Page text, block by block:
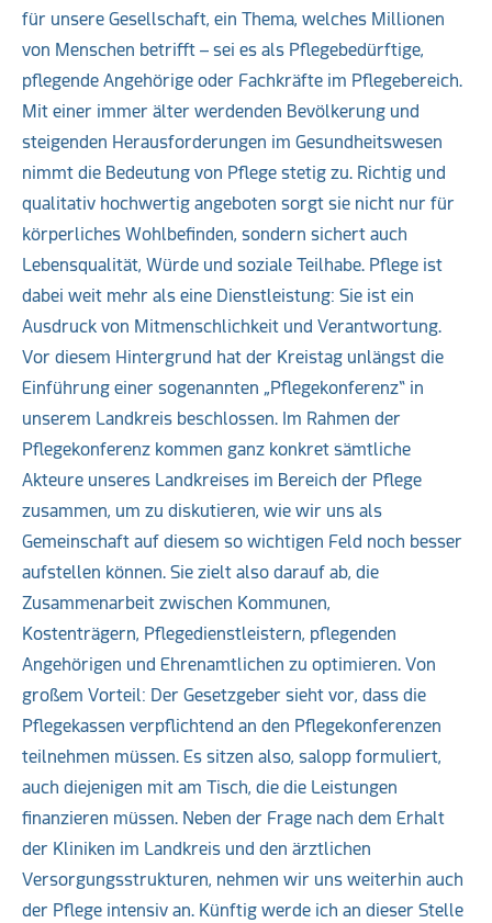
für unsere Gesellschaft, ein Thema, welches Millionen
von Menschen betrifft – sei es als Pflegebedürftige,
pflegende Angehörige oder Fachkräfte im Pflegebereich.
Mit einer immer älter werdenden Bevölkerung und
steigenden Herausforderungen im Gesundheitswesen
nimmt die Bedeutung von Pflege stetig zu. Richtig und
qualitativ hochwertig angeboten sorgt sie nicht nur für
körperliches Wohlbefinden, sondern sichert auch
Lebensqualität, Würde und soziale Teilhabe. Pflege ist
dabei weit mehr als eine Dienstleistung: Sie ist ein
Ausdruck von Mitmenschlichkeit und Verantwortung.
Vor diesem Hintergrund hat der Kreistag unlängst die
Einführung einer sogenannten „Pflegekonferenz“ in
unserem Landkreis beschlossen. Im Rahmen der
Pflegekonferenz kommen ganz konkret sämtliche
Akteure unseres Landkreises im Bereich der Pflege
zusammen, um zu diskutieren, wie wir uns als
Gemeinschaft auf diesem so wichtigen Feld noch besser
aufstellen können. Sie zielt also darauf ab, die
Zusammenarbeit zwischen Kommunen,
Kostenträgern, Pflegedienstleistern, pflegenden
Angehörigen und Ehrenamtlichen zu optimieren. Von
großem Vorteil: Der Gesetzgeber sieht vor, dass die
Pflegekassen verpflichtend an den Pflegekonferenzen
teilnehmen müssen. Es sitzen also, salopp formuliert,
auch diejenigen mit am Tisch, die die Leistungen
finanzieren müssen. Neben der Frage nach dem Erhalt
der Kliniken im Landkreis und den ärztlichen
Versorgungsstrukturen, nehmen wir uns weiterhin auch
der Pflege intensiv an. Künftig werde ich an dieser Stelle